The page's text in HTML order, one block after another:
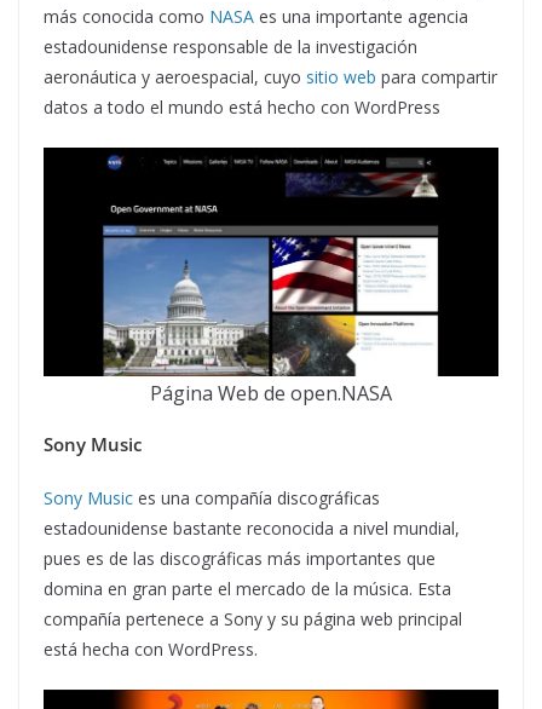
más conocida como NASA es una importante agencia
estadounidense responsable de la investigación
aeronáutica y aeroespacial, cuyo sitio web para compartir
datos a todo el mundo está hecho con WordPress
Página Web de open.NASA
Sony Music
Sony Music es una compañía discográficas
estadounidense bastante reconocida a nivel mundial,
pues es de las discográficas más importantes que
domina en gran parte el mercado de la música. Esta
compañía pertenece a Sony y su página web principal
está hecha con WordPress.